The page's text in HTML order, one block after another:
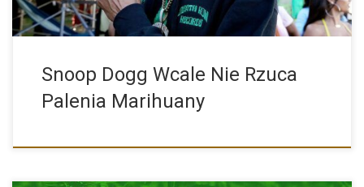
Snoop Dogg Wcale Nie Rzuca
Palenia Marihuany